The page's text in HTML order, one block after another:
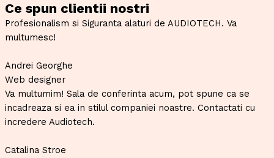
Ce spun clientii nostri
Profesionalism si Siguranta alaturi de AUDIOTECH. Va
multumesc!
Andrei Georghe
Web designer
Va multumim! Sala de conferinta acum, pot spune ca se
incadreaza si ea in stilul companiei noastre. Contactati cu
incredere Audiotech.
Catalina Stroe